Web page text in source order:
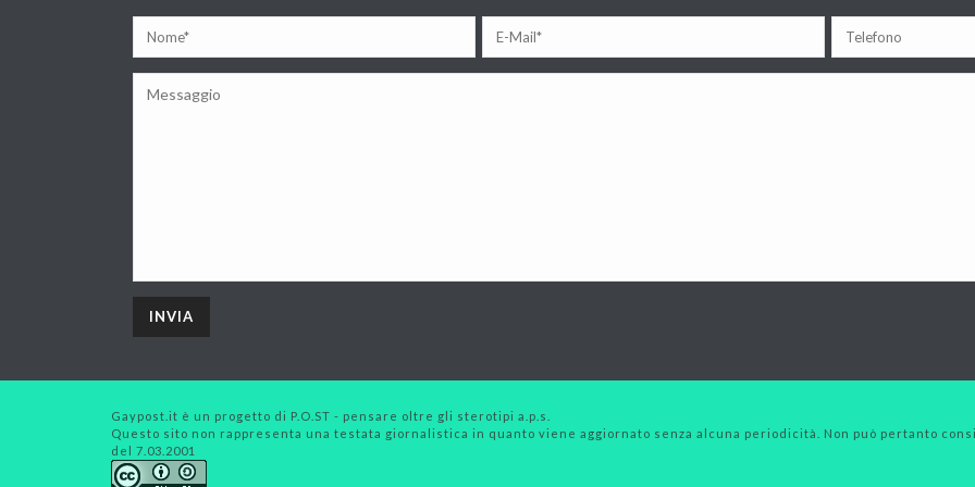
Gaypost.it è un progetto di P.O.ST - pensare oltre gli sterotipi a.p.s.
Questo sito non rappresenta una testata giornalistica in quanto viene aggiornato senza alcuna periodicità. Non può pertanto
del 7.03.2001